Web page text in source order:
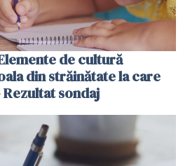
de cultură
din străinătate la care
sondaj